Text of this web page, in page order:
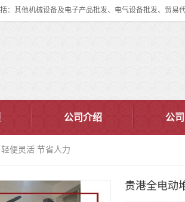
公司介绍 公
便灵活 节省人力
贵港全电动